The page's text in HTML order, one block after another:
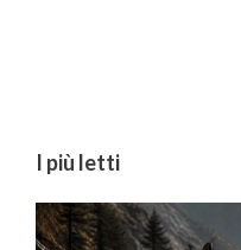
I più letti